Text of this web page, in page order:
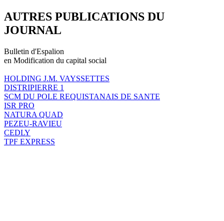
AUTRES PUBLICATIONS DU
JOURNAL
Bulletin d'Espalion
en Modification du capital social
HOLDING J.M. VAYSSETTES
DISTRIPIERRE 1
SCM DU POLE REQUISTANAIS DE SANTE
ISR PRO
NATURA QUAD
PEZEU-RAVIEU
CEDLY
TPF EXPRESS